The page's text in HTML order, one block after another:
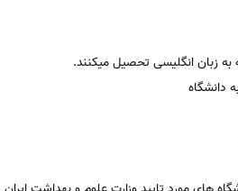
زبان انگلیسی تحصیل میکنند.
دانشگاه